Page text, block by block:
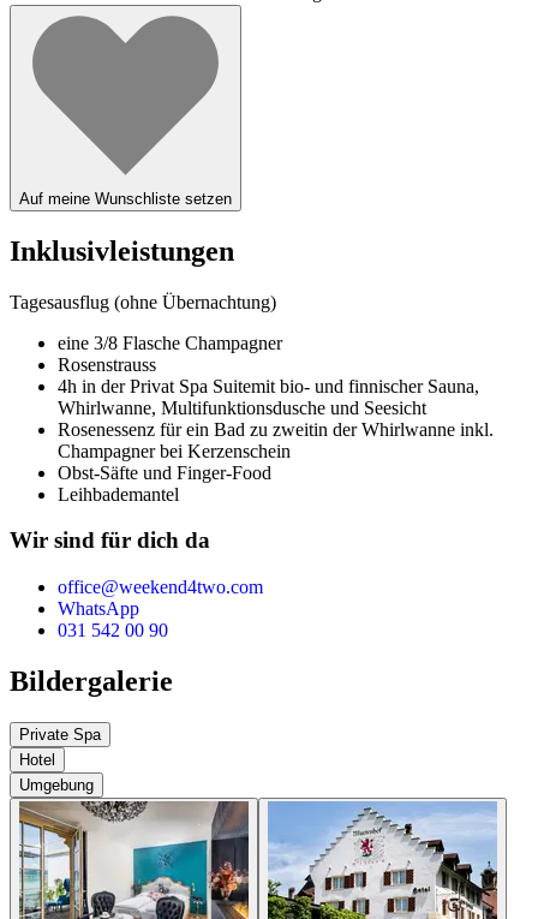
Auf meine Wunschliste setzen
Inklusivleistungen
Tagesausflug (ohne Übernachtung)
eine 3/8 Flasche Champagner
Rosenstrauss
4h in der Privat Spa Suitemit bio- und finnischer Sauna,
Whirlwanne, Multifunktionsdusche und Seesicht
Rosenessenz für ein Bad zu zweitin der Whirlwanne inkl.
Champagner bei Kerzenschein
Obst-Säfte und Finger-Food
Leihbademantel
Wir sind für dich da
office@weekend4two.com
WhatsApp
031 542 00 90
Bildergalerie
Private Spa
Hotel
Umgebung